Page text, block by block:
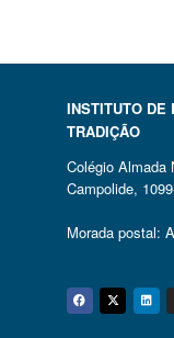
INSTITUTO DE
TRADIÇÃO
Colégio Almada
Campolide,
Morada postal: